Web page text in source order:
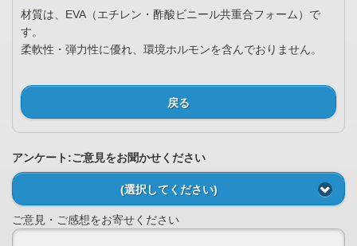
材質は、EVA（エチレン・酢酸ビニール共重合フォーム）で
す。
柔軟性・弾力性に優れ、環境ホルモンを含んでおりません。
戻る
アンケート:ご意見をお聞かせください
(選択してください)
ご意見・ご感想をお寄せください